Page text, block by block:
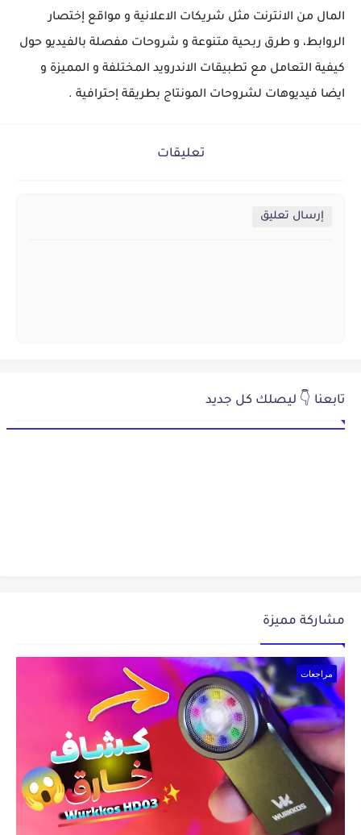
المال من الانترنت مثل شريكات الاعلانية و مواقع إختصار
الروابط، و طرق ربحية متنوعة و شروحات مفصلة بالفيديو حول
كيفية التعامل مع تطبيقات الاندرويد المختلفة و المميزة و
ايضا فيديوهات لشروحات المونتاج بطريقة إحترافية .
تعليقات
إرسال تعليق
تابعنا 👇 ليصلك كل جديد
مشاركة مميزة
مراجعات